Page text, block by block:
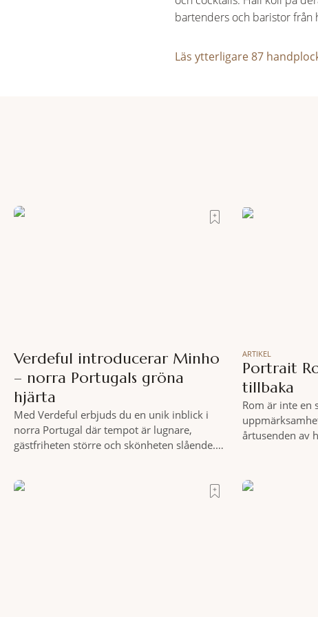
bartenders och baristor från
Läs ytterligare 87
Verdeful introducerar Minho
– norra Portugals gröna
hjärta
Med Verdeful erbjuds du en unik inblick i
norra Portugal där tempot är lugnare,
gästfriheten större och skönheten slående.
bakgrund, upplever du regionen på bästa
ARTIKEL
Portrait
tillbaka
Rom är inte en
årtusenden av
från Spanska
Roma – ett